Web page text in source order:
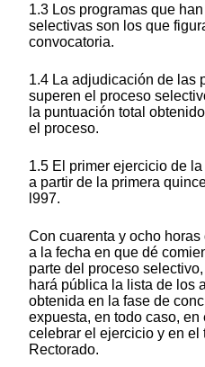
1.3 Los programas que
selectivas son los que
convocatoria.
1.4 La adjudicación de las
superen el proceso
la puntuación total
el proceso.
1.5 El primer ejercicio de
a partir de la primera
l997.
Con cuarenta y ocho
a la fecha en que dé
parte del proceso
hará pública la lista de los
obtenida en la fase de
expuesta, en todo caso,
celebrar el ejercicio y en el
Rectorado.